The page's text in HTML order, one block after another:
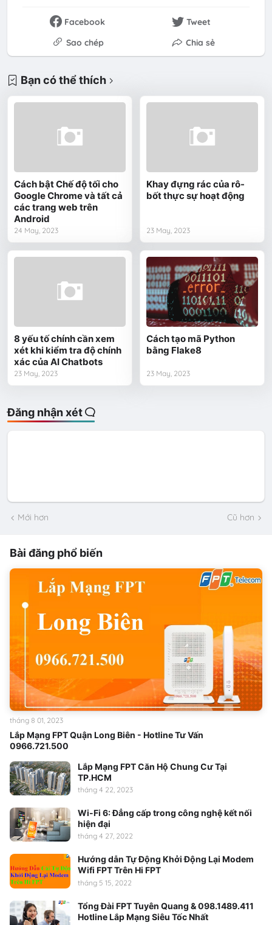
Facebook
Tweet
Sao chép
Chia sẻ
Bạn có thể thích
Cách bật Chế độ tối cho
Google Chrome và tất cả
các trang web trên
Android
24 May, 2023
Khay đựng rác của rô-
bốt thực sự hoạt động
23 May, 2023
8 yếu tố chính cần xem
xét khi kiểm tra độ chính
xác của AI Chatbots
23 May, 2023
Cách tạo mã Python
bằng Flake8
23 May, 2023
Đăng nhận xét
Mới hơn Cũ hơn
Bài đăng phổ biến
Lắp Mạng FPT Quận Long Biên - Hotline Tư Vấn
0966.721.500
tháng 8 01, 2023
Lắp Mạng FPT Căn Hộ Chung Cư Tại
TP.HCM
tháng 4 22, 2023
Wi-Fi 6: Đẳng cấp trong công nghệ kết nối
hiện đại
tháng 4 27, 2022
Hướng dẫn Tự Động Khởi Động Lại Modem
Wifi FPT Trên Hi FPT
tháng 5 15, 2022
Tổng Đài FPT Tuyên Quang & 098.1489.411
Hotline Lắp Mạng Siêu Tốc Nhất